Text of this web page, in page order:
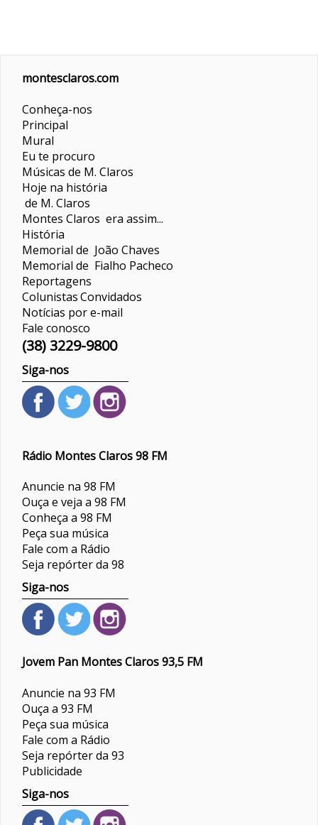
montesclaros.com
Conheça-nos
Principal
Mural
Eu te procuro
Músicas de M. Claros
Hoje na história
de M. Claros
Montes Claros era assim...
História
Memorial de João Chaves
Memorial de Fialho Pacheco
Reportagens
ColunistasConvidados
Notícias por e-mail
Fale conosco
(38) 3229-9800
Siga-nos
Rádio Montes Claros 98 FM
Anuncie na 98 FM
Ouça e veja a 98 FM
Conheça a 98 FM
Peça sua música
Fale com a Rádio
Seja repórter da 98
Siga-nos
Jovem Pan Montes Claros 93,5 FM
Anuncie na 93 FM
Ouça a 93 FM
Peça sua música
Fale com a Rádio
Seja repórter da 93
Publicidade
Siga-nos